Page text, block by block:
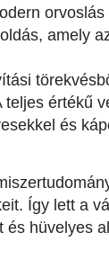
amely
értékű
és
Így lett a
hüvelyes